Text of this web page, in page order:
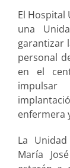
El Hospital
una
garantizar
personal
en el
enfermera
La
María